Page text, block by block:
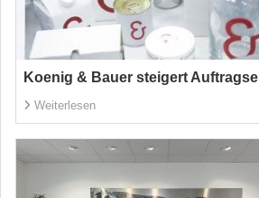
Koenig & Bauer steigert
Weiterlesen